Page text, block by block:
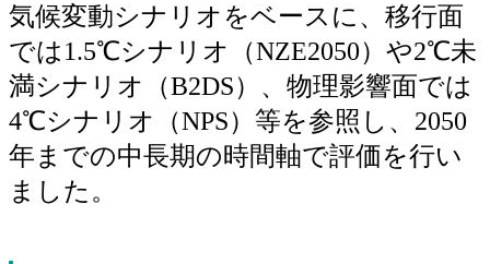
気候変動シナリオをベースに、移行面
では1.5℃シナリオ（NZE2050）や2℃未
満シナリオ（B2DS）、物理影響面では
4℃シナリオ（NPS）等を参照し、2050
年までの中長期の時間軸で評価を行い
ました。